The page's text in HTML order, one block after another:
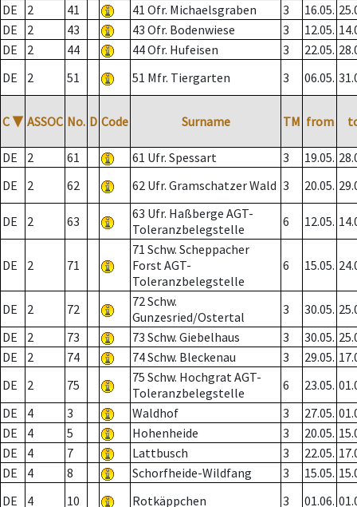
DE
2 41 41 Ofr. Michaelsgraben 3 16.05.
DE
2 43 43 Ofr. Bodenwiese 3 12.05.
DE
2 44 44 Ofr. Hufeisen 3 22.05.
DE
2 51 51 Mfr. Tiergarten 3 06.05.
C ▼ ASSOC No. D Code Surname TM from
DE 2 61 61 Ufr. Spessart 3 19.05.
DE
2 62 62 Ufr. Gramschatzer Wald 3 20.05.
DE 2 63
63 Ufr. Haßberge AGT-
Toleranzbelegstelle
6 12.05.
DE 2 71
71 Schw. Scheppacher
Forst AGT-
Toleranzbelegstelle
6 15.05.
DE 2 72
72 Schw.
Gunzesried/Ostertal
3 30.05.
DE
2 73 73 Schw. Giebelhaus 3 30.05.
DE
2 74 74 Schw. Bleckenau 3 29.05.
DE
2 75
75 Schw. Hochgrat AGT-
Toleranzbelegstelle
6 23.05.
DE
4 3 Waldhof 3 27.05.
DE
4 5 Hohenheide 3 20.05.
DE
4 7 Lattbusch 3 22.05.
DE
4 8 Schorfheide-Wildfang 3 15.05.
DE
4 10 Rotkäppchen 3 01.06.